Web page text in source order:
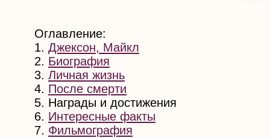
Оглавление:
1. Джексон, Майкл
2. Биография
3. Личная жизнь
4. После смерти
5. Награды и достижения
6. Интересные факты
7. Фильмография